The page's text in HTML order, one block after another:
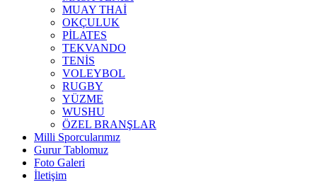
MUAY THAİ
OKÇULUK
PİLATES
TEKVANDO
TENİS
VOLEYBOL
RUGBY
YÜZME
WUSHU
ÖZEL BRANŞLAR
Milli Sporcularımız
Gurur Tablomuz
Foto Galeri
İletişim